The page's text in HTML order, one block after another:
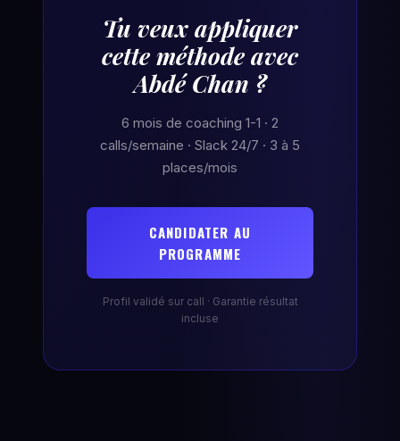
Tu veux appliquer
cette méthode avec
Abdé Chan ?
6 mois de coaching 1-1 · 2
calls/semaine · Slack 24/7 · 3 à 5
places/mois
CANDIDATER AU
PROGRAMME
Profil validé sur call · Garantie résultat
incluse